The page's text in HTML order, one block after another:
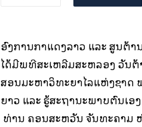
ອົງ​ການ​ກາ​ແດງ​ລາວ ​ແລະ ສູນ​ຕ້
ໄດ້​ມີ​ພິ​ທີ​ສະ​ເຫລີມ​ສະຫລອງ ວັນ​ຕ້
ສອນ​ມະ​ຫາ​ວິ​ທະ​ຍາ​ໄລແຫ່ງ​ຊາດ
ຍາວ ແລະ ຮູ້​ສະ​ຖາ​ນະ​ພາບ​ຕົນ​ເອ
ທ່ານ ຄອນ​ສະ​ຫວັນ ຈັນ​ທະ​ຄາມ